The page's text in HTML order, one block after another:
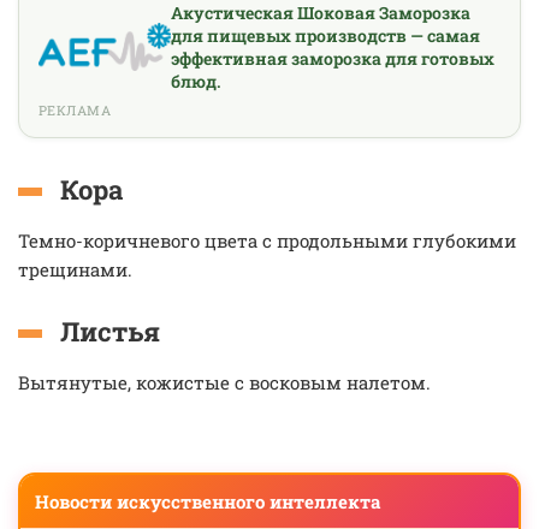
Акустическая Шоковая Заморозка
для пищевых производств — самая
эффективная заморозка для готовых
блюд.
РЕКЛАМА
Кора
Темно-коричневого цвета с продольными глубокими
трещинами.
Листья
Вытянутые, кожистые с восковым налетом.
Новости искусственного интеллекта